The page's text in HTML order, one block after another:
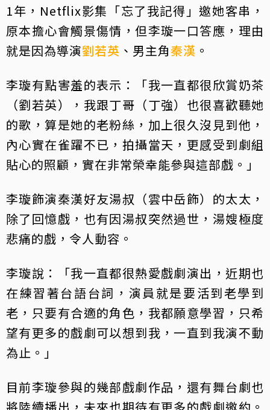
1年，Netflix影集「忘了我記得」邀她客串，
原本擔心會觸景傷情，但李璇一口答應，理由
就是因為導演劉若英 、男主角秦漢 。
李璇有點害羞的表示：「我一直都很欣賞奶茶
（劉若英），我跟丁哥（丁強）也很喜歡聽她
的歌，算是她的老粉絲，加上很久沒見到他，
內心實在雀躍不已，拍攝當天，更感受到劇組
貼心的照顧，實在非常榮幸能參與這部戲。」
李璇飾演秦漢好友湯叔（雲中岳飾）的太太，
除了回憶戲，也有因湯叔突然過世，湯嫂極度
悲痛的戲，令人動容。
李璇說：「我一直都很熱愛戲劇演出，近期也
在練習著台語台詞，演員就是要活到老學到
老，只要有合適的角色，我都願意學習，只希
望有更多的戲劇可以想到我，一直到我演不動
為止。」
目前李璇參與的幾部戲劇作品，還有舞台劇也
將陸續播出，未來也期待有更多的戲劇邀約。